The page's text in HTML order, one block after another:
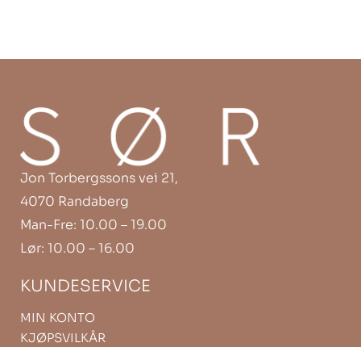
Jon Torbergssons vei 21,
4070 Randaberg
Man-Fre: 10.00 – 19.00
Lør: 10.00 – 16.00
KUNDESERVICE
MIN KONTO
KJØPSVILKÅR